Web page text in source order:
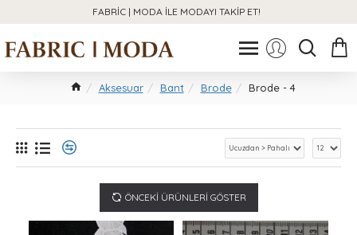
FABRIC | MODA ILE MODAYI TAKIP ET!
Aksesuar Bant Brode Brode - 4
ÖNCEKI ÜRÜNLERI GÖSTER